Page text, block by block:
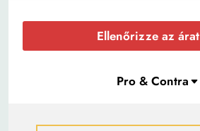
Ellenőrizze az árat